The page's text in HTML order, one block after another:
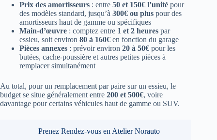
Prix des amortisseurs : entre 50 et 150€ l’unité pour
des modèles standard, jusqu’à 300€ ou plus pour des
amortisseurs haut de gamme ou spécifiques
Main-d’œuvre : comptez entre 1 et 2 heures par
essieu, soit environ 80 à 160€ en fonction du garage
Pièces annexes : prévoir environ 20 à 50€ pour les
butées, cache-poussière et autres petites pièces à
remplacer simultanément
Au total, pour un remplacement par paire sur un essieu, le
budget se situe généralement entre 200 et 500€, voire
davantage pour certains véhicules haut de gamme ou SUV.
Prenez Rendez-vous en Atelier Norauto